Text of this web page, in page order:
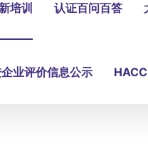
培训 认证百问百答
业评价信息公示